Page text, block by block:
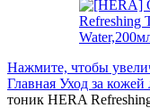
Нажмите, чтобы
Главная Уход за кожей
тоник HERA